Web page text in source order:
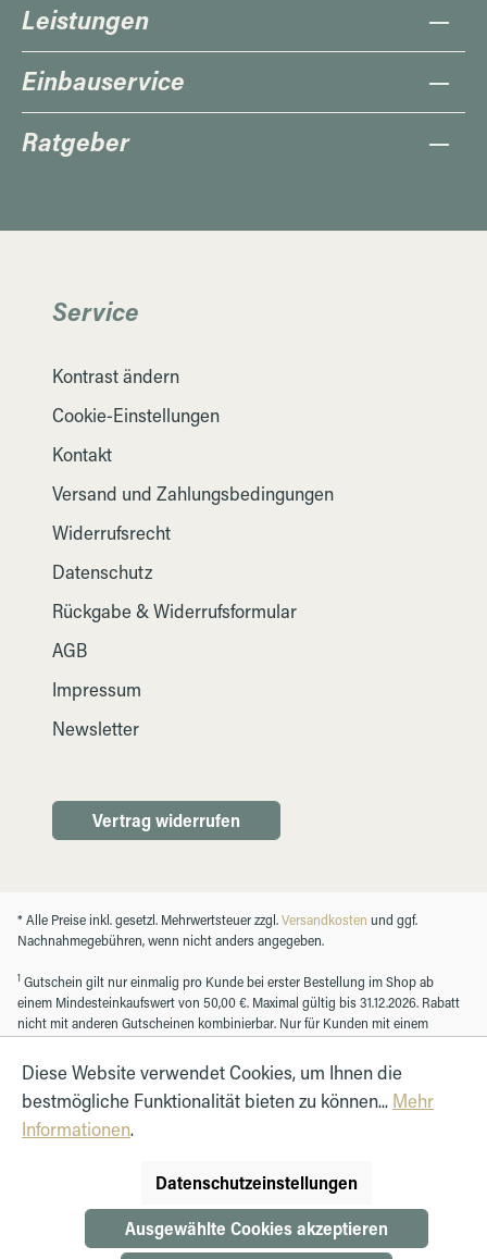
Leistungen
Einbauservice
Ratgeber
Service
Kontrast ändern
Cookie-Einstellungen
Kontakt
Versand und Zahlungsbedingungen
Widerrufsrecht
Datenschutz
Rückgabe & Widerrufsformular
AGB
Impressum
Newsletter
Vertrag widerrufen
* Alle Preise inkl. gesetzl. Mehrwertsteuer zzgl.Versandkosten und ggf.
Nachnahmegebühren, wenn nicht anders angegeben.
1 Gutschein gilt nur einmalig pro Kunde bei erster Bestellung im Shop ab
einem Mindesteinkaufswert von 50,00 €. Maximal gültig bis 31.12.2026. Rabatt
nicht mit anderen Gutscheinen kombinierbar. Nur für Kunden mit einem
Diese Website verwendet Cookies, um Ihnen die
bestmögliche Funktionalität bieten zu können... Mehr
Informationen.
Datenschutzeinstellungen
Ausgewählte Cookies akzeptieren